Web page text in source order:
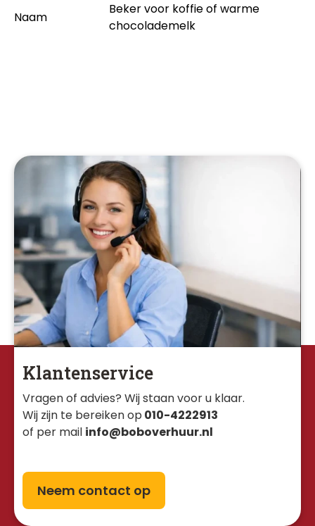
Naam
Beker voor koffie of warme
chocolademelk
Klantenservice
Vragen of advies? Wij staan voor u klaar.
Wij zijn te bereiken op 010-4222913
of per mail info@boboverhuur.nl
Neem contact op